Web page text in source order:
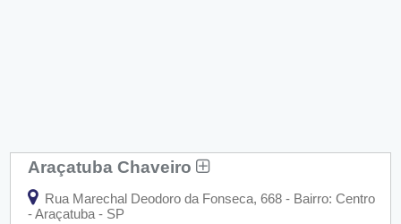
Araçatuba Chaveiro
Rua Marechal Deodoro da Fonseca, 668 - Bairro: Centro
- Araçatuba - SP